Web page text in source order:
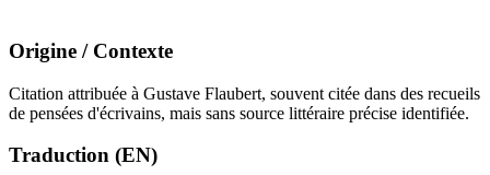
Origine / Contexte
Citation attribuée à Gustave Flaubert, souvent citée dans des recueils
de pensées d'écrivains, mais sans source littéraire précise identifiée.
Traduction (EN)